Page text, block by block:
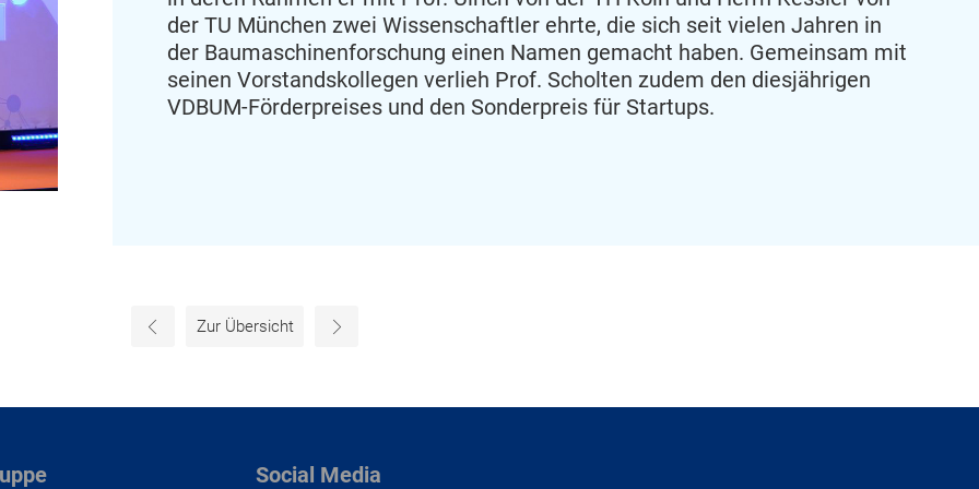
der TU München zwei Wissenschaftler ehrte, die sich seit vielen Jahren in
der Baumaschinenforschung einen Namen gemacht haben. Gemeinsam mit
seinen Vorstandskollegen verlieh Prof. Scholten zudem den diesjährigen
VDBUM-Förderpreises und den Sonderpreis für Startups.
← Zur Übersicht →
Social Media